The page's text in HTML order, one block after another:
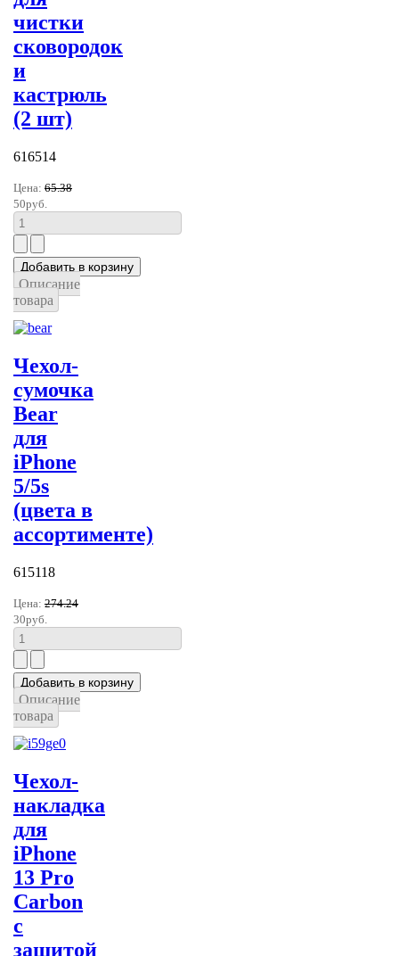
чистки
сковородок
и
кастрюль
(2 шт)
616514
Цена: 65.38
50руб.
Описание
товара
Чехол-
сумочка
Bear
для
iPhone
5/5s
(цвета в
ассортименте)
615118
Цена: 274.24
30руб.
Описание
товара
Чехол-
накладка
для
iPhone
13 Pro
Carbon
с
защитой